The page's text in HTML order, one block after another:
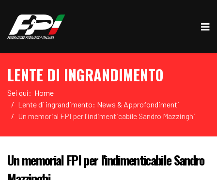
LENTE DI INGRANDIMENTO
Sei qui: Home
Lente di ingrandimento: News & Approfondimenti
Un memorial FPI per l'indimenticabile Sandro Mazzinghi
Un memorial FPI per l'indimenticabile Sandro